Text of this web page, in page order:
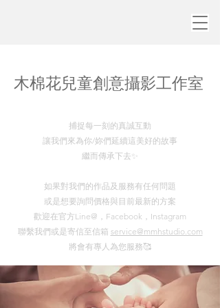
木棉花兒童創意攝影工作室
捕捉每一刻的真誠互動
讓我們來為你/妳們延續這美好的故事
繼而傳承下去✨
如果對我們的作品及服務有任何問題
​或是想要詢問價格與目前最新的方案
歡迎在官方Line@，Facebook， Instagram
聯繫我們或是寄信至信箱 service@mmhstudio.com
將會有專人為您服務🥰